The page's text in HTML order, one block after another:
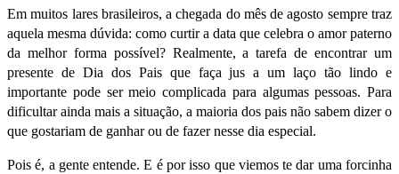
Em muitos lares brasileiros, a chegada do mês de agosto sempre traz
aquela mesma dúvida: como curtir a data que celebra o amor paterno
da melhor forma possível? Realmente, a tarefa de encontrar um
presente de Dia dos Pais que faça jus a um laço tão lindo e
importante pode ser meio complicada para algumas pessoas. Para
dificultar ainda mais a situação, a maioria dos pais não sabem dizer o
que gostariam de ganhar ou de fazer nesse dia especial.
Pois é, a gente entende. E é por isso que viemos te dar uma forcinha